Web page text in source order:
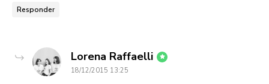
Responder
Lorena Raffaelli dice:
18/12/2015 13:25